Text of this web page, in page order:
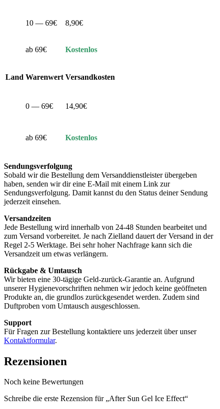
10 — 69€ 8,90€
ab 69€ Kostenlos
Land Warenwert Versandkosten
0 — 69€ 14,90€
ab 69€ Kostenlos
Sendungsverfolgung
Sobald wir die Bestellung dem Versanddienstleister übergeben
haben, senden wir dir eine E-Mail mit einem Link zur
Sendungsverfolgung. Damit kannst du den Status deiner Sendung
jederzeit einsehen.
Versandzeiten
Jede Bestellung wird innerhalb von 24-48 Stunden bearbeitet und
zum Versand vorbereitet. Je nach Zielland dauert der Versand in der
Regel 2-5 Werktage. Bei sehr hoher Nachfrage kann sich die
Versandzeit um etwas verlängern.
Rückgabe & Umtausch
Wir bieten eine 30-tägige Geld-zurück-Garantie an. Aufgrund
unserer Hygienevorschriften nehmen wir jedoch keine geöffneten
Produkte an, die grundlos zurückgesendet werden. Zudem sind
Duftproben vom Umtausch ausgeschlossen.
Support
Für Fragen zur Bestellung kontaktiere uns jederzeit über unser
Kontaktformular.
Rezensionen
Noch keine Bewertungen
Schreibe die erste Rezension für „After Sun Gel Ice Effect“